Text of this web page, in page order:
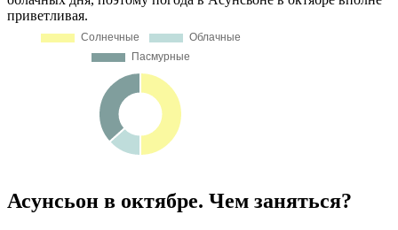
приветливая.
Асунсьон в октябре. Чем заняться?